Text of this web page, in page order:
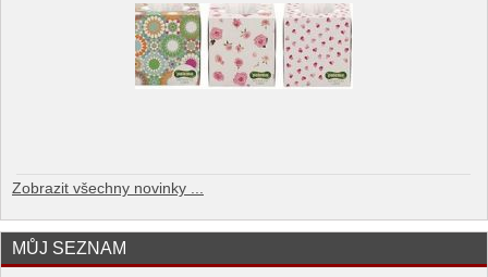
Zobrazit všechny novinky ...
MŮJ SEZNAM